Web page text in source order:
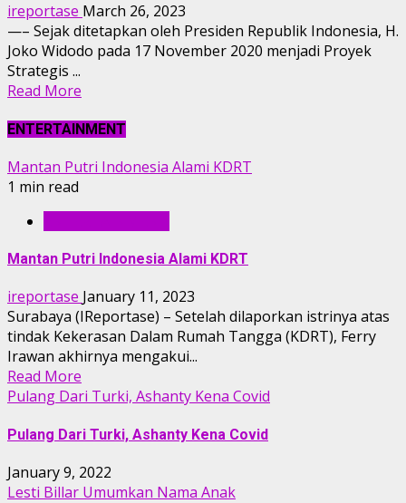
ireportase March 26, 2023
—– Sejak ditetapkan oleh Presiden Republik Indonesia, H.
Joko Widodo pada 17 November 2020 menjadi Proyek
Strategis ...
Read More
ENTERTAINMENT
Mantan Putri Indonesia Alami KDRT
1 min read
Mantan Putri Indonesia Alami KDRT
ireportase January 11, 2023
Surabaya (IReportase) – Setelah dilaporkan istrinya atas
tindak Kekerasan Dalam Rumah Tangga (KDRT), Ferry
Irawan akhirnya mengakui...
Read More
Pulang Dari Turki, Ashanty Kena Covid
Pulang Dari Turki, Ashanty Kena Covid
January 9, 2022
Lesti Billar Umumkan Nama Anak